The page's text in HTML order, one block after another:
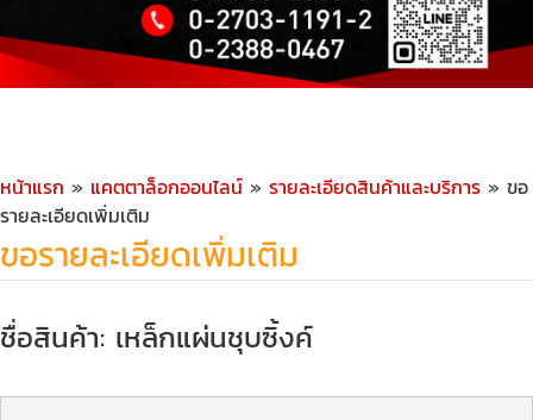
หน้าแรก » แคตตาล็อกออนไลน์ » รายละเอียดสินค้าและบริการ » ขอ
รายละเอียดเพิ่มเติม
ขอรายละเอียดเพิ่มเติม
ชื่อสินค้า: เหล็กแผ่นชุบซิ้งค์